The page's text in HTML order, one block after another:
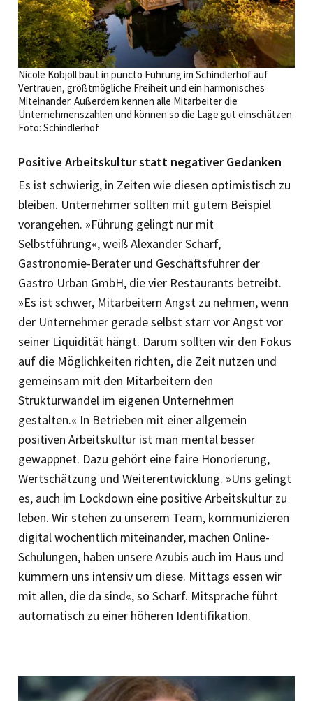
Nicole Kobjoll baut in puncto Führung im Schindlerhof auf
Vertrauen, größtmögliche Freiheit und ein harmonisches
Miteinander. Außerdem kennen alle Mitarbeiter die
Unternehmenszahlen und können so die Lage gut einschätzen.
Foto: Schindlerhof
Positive Arbeitskultur statt negativer Gedanken
Es ist schwierig, in Zeiten wie diesen optimistisch zu
bleiben. Unternehmer sollten mit gutem Beispiel
vorangehen. »Führung gelingt nur mit
Selbstführung«, weiß Alexander Scharf,
Gastronomie-Berater und Geschäftsführer der
Gastro Urban GmbH, die vier Restaurants betreibt.
»Es ist schwer, Mitarbeitern Angst zu nehmen, wenn
der Unternehmer gerade selbst starr vor Angst vor
seiner Liquidität hängt. Darum sollten wir den Fokus
auf die Möglichkeiten richten, die Zeit nutzen und
gemeinsam mit den Mitarbeitern den
Strukturwandel im eigenen Unternehmen
gestalten.« In Betrieben mit einer allgemein
positiven Arbeitskultur ist man mental besser
gewappnet. Dazu gehört eine faire Honorierung,
Wertschätzung und Weiterentwicklung. »Uns gelingt
es, auch im Lockdown eine positive Arbeitskultur zu
leben. Wir stehen zu unserem Team, kommunizieren
digital wöchentlich miteinander, machen Online-
Schulungen, haben unsere Azubis auch im Haus und
kümmern uns intensiv um diese. Mittags essen wir
mit allen, die da sind«, so Scharf. Mitsprache führt
automatisch zu einer höheren Identifikation.